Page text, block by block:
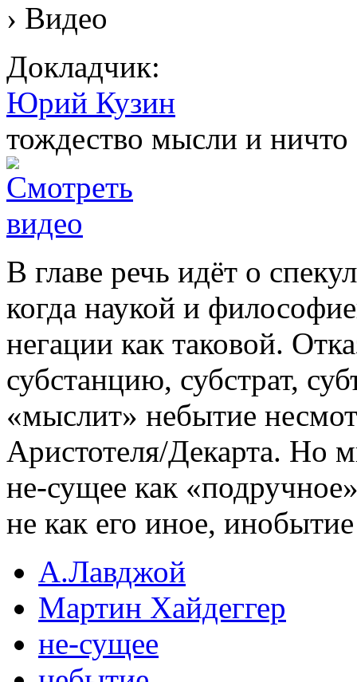
› Видео
Докладчик:
Юрий Кузин
тождество мысли и ничто
В главе речь идёт о
когда наукой и
негации как таковой.
субстанцию, субстрат,
«мыслит» небытие
Аристотеля/Декарта. Но
не-сущее как
не как его иное,
А.Лавджой
Мартин Хайдеггер
не-сущее